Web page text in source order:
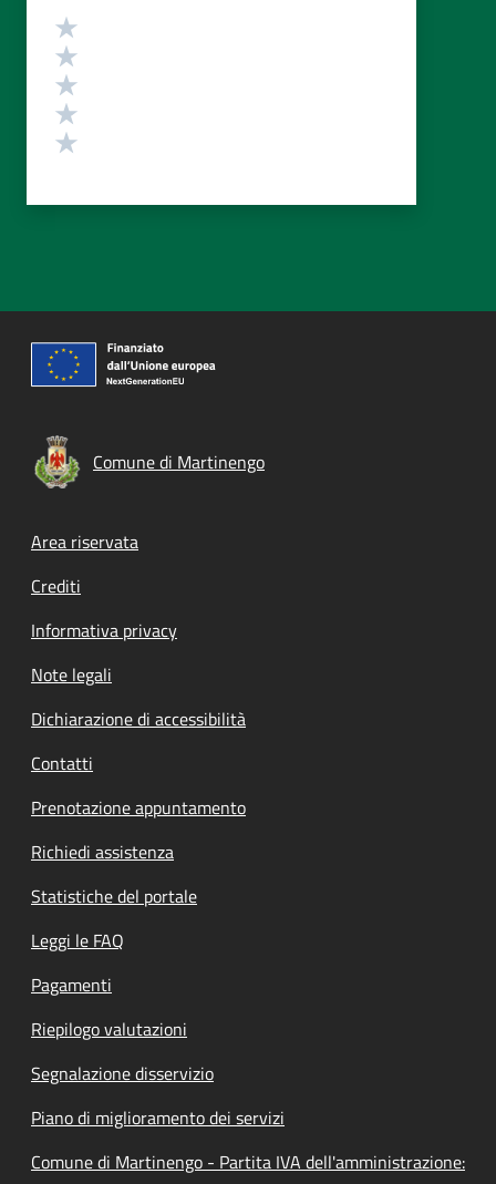
Valutazione
Comune di Martinengo
Footer menu
Area riservata
Crediti
Informativa privacy
Note legali
Dichiarazione di accessibilità
Contatti
Prenotazione appuntamento
Richiedi assistenza
Statistiche del portale
Leggi le FAQ
Pagamenti
Riepilogo valutazioni
Segnalazione disservizio
Piano di miglioramento dei servizi
Comune di Martinengo - Partita IVA dell'amministrazione: